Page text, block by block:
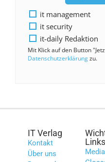
it management
it security
it-daily Redaktion
Mit Klick auf den Button
Datenschutzerklärungzu.
IT Verlag
Kontakt
Über uns
Links